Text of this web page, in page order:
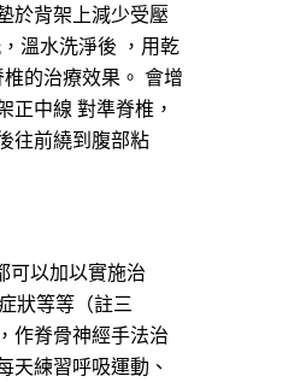
於背架上減少受壓
溫水洗淨後 ，用乾
的治療效果。 會增
中線 對準脊椎，
往前繞到腹部粘
可以加以實施治
狀等等（註三
作脊骨神經手法治
天練習呼吸運動、